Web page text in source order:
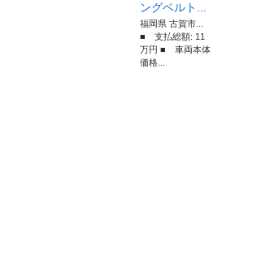
ングベルト...
福岡県 古賀市...
■ 支払総額: 11
万円 ■ 車両本体
価格...